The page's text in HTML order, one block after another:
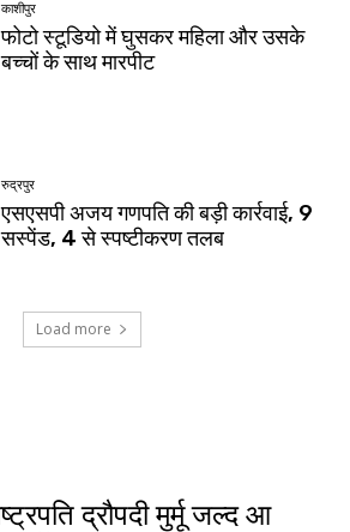
काशीपुर
फोटो स्टूडियो में घुसकर महिला और उसके
बच्चों के साथ मारपीट
रुद्रपुर
एसएसपी अजय गणपति की बड़ी कार्रवाई, 9
सस्पेंड, 4 से स्पष्टीकरण तलब
Load more